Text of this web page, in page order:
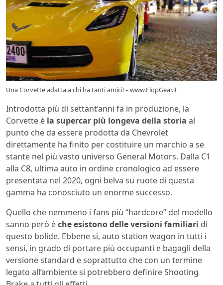
Una Corvette adatta a chi ha tanti amici! – www.FlopGear.it
Introdotta più di settant’anni fa in produzione, la
Corvette è la supercar più longeva della storia al
punto che da essere prodotta da Chevrolet
direttamente ha finito per costituire un marchio a se
stante nel più vasto universo General Motors. Dalla C1
alla C8, ultima auto in ordine cronologico ad essere
presentata nel 2020, ogni belva su ruote di questa
gamma ha conosciuto un enorme successo.
Quello che nemmeno i fans più “hardcore” del modello
sanno però èche esistono delle versioni familiari di
questo bolide. Ebbene si, auto station wagon in tutti i
sensi, in grado di portare più occupanti e bagagli della
versione standard e soprattutto che con un termine
legato all’ambiente si potrebbero definire Shooting